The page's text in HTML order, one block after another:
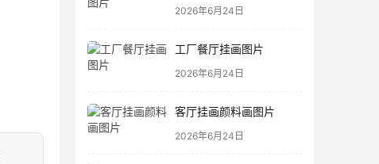
2026年6月24日
工厂餐厅挂画图片
2026年6月24日
客厅挂画颜料画图片
2026年6月24日